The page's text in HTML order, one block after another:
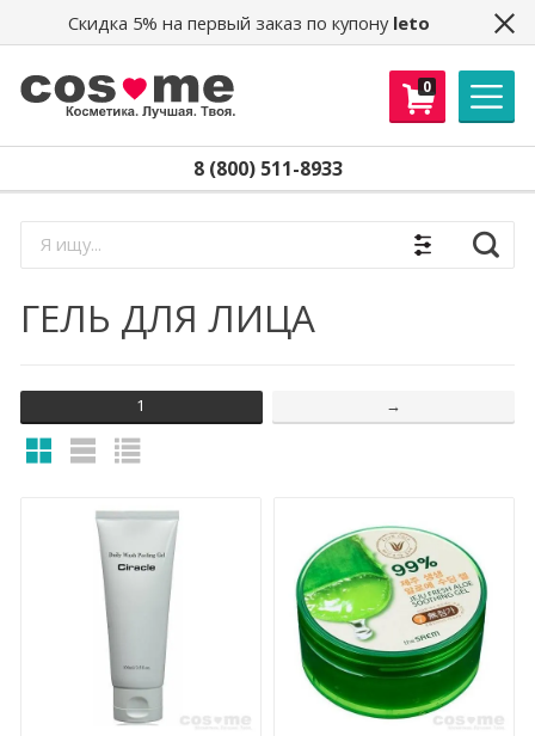
Скидка 5% на первый заказ по купону leto
0
8 (800) 511-8933
ГЕЛЬ ДЛЯ ЛИЦА
1 →
секретный клуб распродаж, новости и
другие бонусы!
Получить